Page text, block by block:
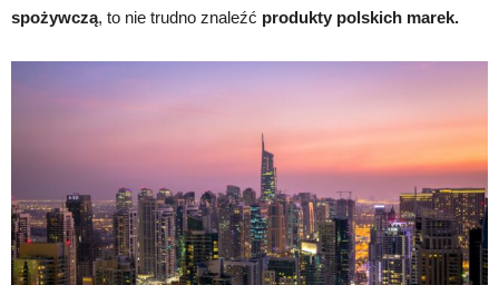
spożywczą, to nie trudno znaleźć produkty polskich marek.